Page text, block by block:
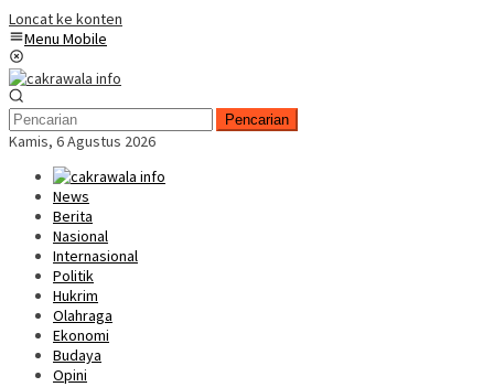
Loncat ke konten
Menu Mobile
Pencarian
Kamis, 6 Agustus 2026
News
Berita
Nasional
Internasional
Politik
Hukrim
Olahraga
Ekonomi
Budaya
Opini